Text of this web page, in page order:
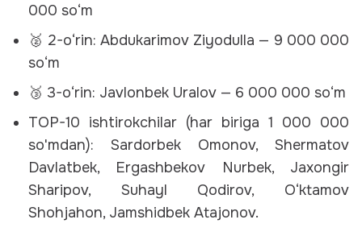
000 so‘m
🥈 2-o‘rin: Abdukarimov Ziyodulla — 9 000 000
so‘m
🥉 3-o‘rin: Javlonbek Uralov — 6 000 000 so‘m
TOP-10 ishtirokchilar (har biriga 1 000 000
so'mdan): Sardorbek Omonov, Shermatov
Davlatbek, Ergashbekov Nurbek, Jaxongir
Sharipov, Suhayl Qodirov, O‘ktamov
Shohjahon, Jamshidbek Atajonov.